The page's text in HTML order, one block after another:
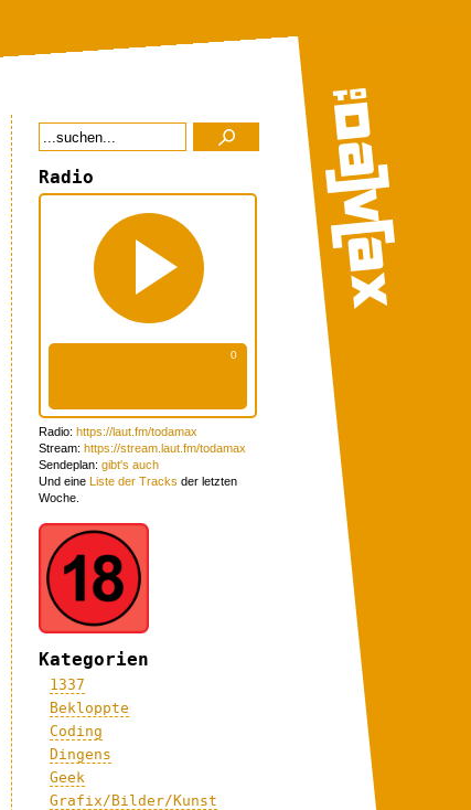
Radio
Radio: https://laut.fm/todamax
Stream: https://stream.laut.fm/todamax
Sendeplan: gibt's auch
Und eine Liste der Tracks der letzten
Woche.
Kategorien
1337
Bekloppte
Coding
Dingens
Geek
Grafix/Bilder/Kunst